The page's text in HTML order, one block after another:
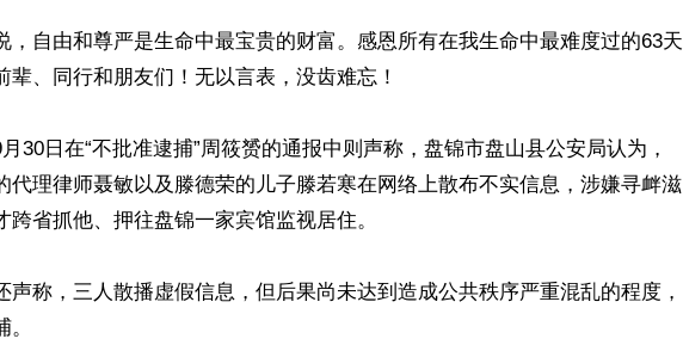
，自由和尊严是生命中最宝贵的财富。感恩所有在我生命中最难度过的63天
辈、同行和朋友们！无以言表，没齿难忘！
30日在“不批准逮捕”周筱赟的通报中则声称，盘锦市盘山县公安局认为，
代理律师聂敏以及滕德荣的儿子滕若寒在网络上散布不实信息，涉嫌寻衅滋
跨省抓他、押往盘锦一家宾馆监视居住。
声称，三人散播虚假信息，但后果尚未达到造成公共秩序严重混乱的程度，